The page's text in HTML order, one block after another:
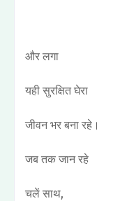
और लगा
यही सुरक्षित घेरा
जीवन भर बना रहे।
जब तक जान रहे
चलें साथ,